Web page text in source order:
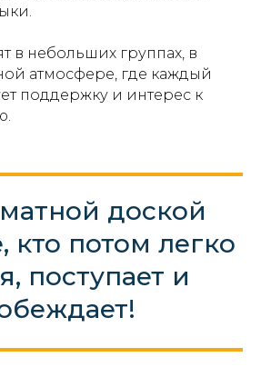
в небольших группах, в
атмосфере, где каждый
поддержку и интерес к
доской
кто потом легко
поступает и